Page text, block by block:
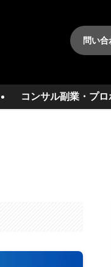
コンサル副業・プロ
問い合